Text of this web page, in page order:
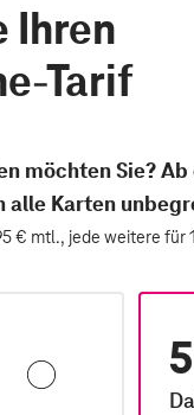
Ihren
Tarif
möchten Sie?‎Ab
alle Karten
€ mtl., jede weitere für